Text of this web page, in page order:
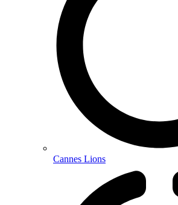
Cannes Lions